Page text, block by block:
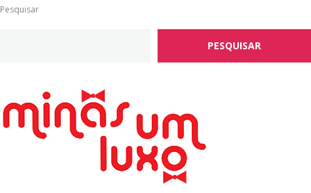
Pesquisar
PESQUISAR